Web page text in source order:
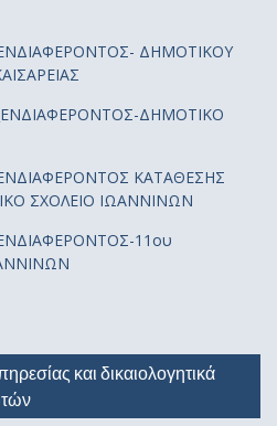
ΔΗΜΟΤΙΚΟΥ
ΔΗΜΟΤΙΚΟ
ΚΑΤΑΘΕΣΗΣ
ΣΧΟΛΕΙΟ ΙΩΑΝΝΙΝΩΝ
11ου
και δικαιολογητικά